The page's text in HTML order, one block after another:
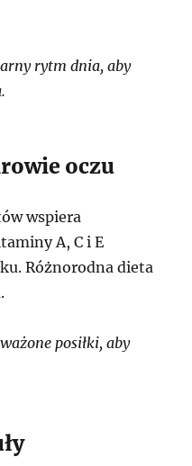
rytm dnia, aby
oczu
wspiera
A, C i E
Różnorodna dieta
posiłki, aby